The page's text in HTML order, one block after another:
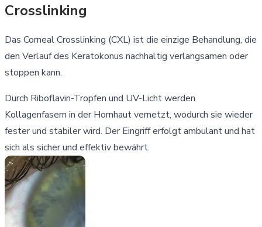
Crosslinking
Das Corneal Crosslinking (CXL) ist die einzige Behandlung, die
den Verlauf des Keratokonus nachhaltig verlangsamen oder
stoppen kann.
Durch Riboflavin-Tropfen und UV-Licht werden
Kollagenfasern in der Hornhaut vernetzt, wodurch sie wieder
fester und stabiler wird. Der Eingriff erfolgt ambulant und hat
sich als sicher und effektiv bewährt.